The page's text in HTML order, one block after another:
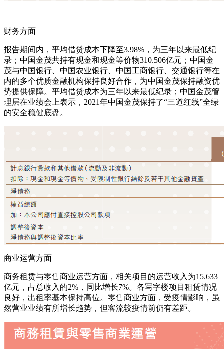
财务方面
报告期间内，平均借贷成本下降至3.98%，为三年以来最低纪
录；中国金茂共持有现金和现金等价物310.506亿元；中国金
茂与中国银行、中国农业银行、中国工商银行、交通银行等在
内的多个优质金融机构保持良好合作，为中国金茂保持融资优
势提供保障。平均借贷成本为三年以来最低纪录；中国金茂管
理层在业绩会上表示，2021年中国金茂保持了“三道红线”全绿
的安全稳健底盘。
商业运营方面
商务租赁与零售商业运营方面，相关项目的运营收入为15.633
亿元，占总收入的2%，同比增长7%。各写字楼项目租赁情况
良好，出租率基本保持高位。零售商业方面，受疫情影响，虽
然营业业绩有所增长趋势，但客流较疫情前仍有差距。